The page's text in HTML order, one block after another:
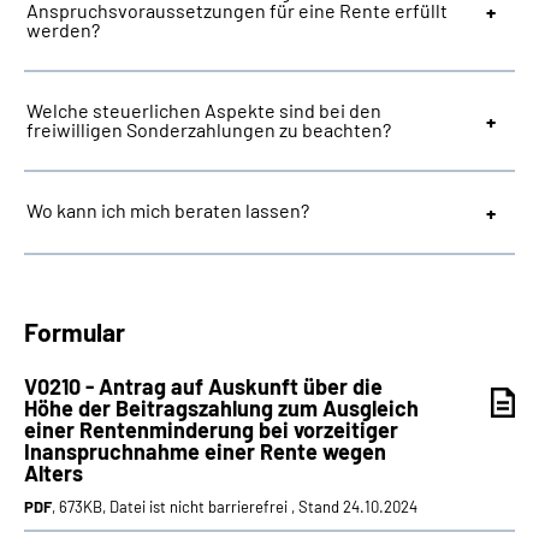
Anspruchsvoraussetzungen für eine Rente erfüllt
werden?
Welche steuerlichen Aspekte sind bei den
freiwilligen Sonderzahlungen zu beachten?
Wo kann ich mich beraten lassen?
Formular
V0210 - Antrag auf Auskunft über die
Höhe der Beitragszahlung zum Ausgleich
einer Rentenminderung bei vorzeitiger
Inanspruchnahme einer Rente wegen
Alters
PDF, 673KB, Datei ist nicht barrierefrei , Stand 24.10.2024